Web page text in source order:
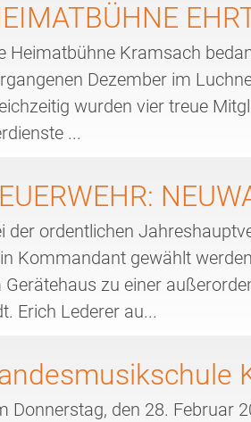
Heimatbühne Kramsach
Dezember im
wurden vier treue
...
der ordentlichen
Kommandant gewählt
Gerätehaus zu einer
Erich Lederer au...
Donnerstag, den 28. Februar